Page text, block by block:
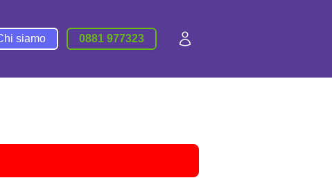
siamo 0881 977323